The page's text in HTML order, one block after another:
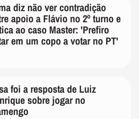
diz não ver contradição
apoio a Flávio no 2º turno e
ao caso Master: 'Prefiro
em um copo a votar no PT'
foi a resposta de Luiz
sobre jogar no